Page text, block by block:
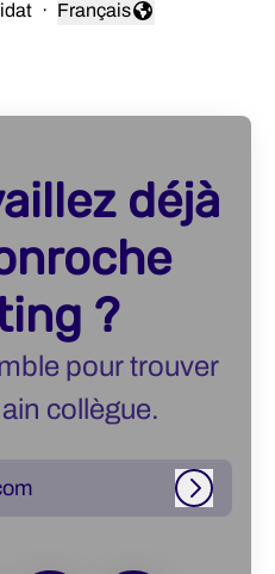
·
Changer la langue
Français
déjà
?
pour trouver
collègue.